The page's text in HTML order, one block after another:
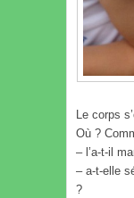
Le corps
Où ?
– l’a-t-il
– a-t-elle
?